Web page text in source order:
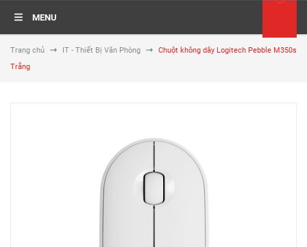
MENU
Trang chủ IT - Thiết Bị Văn Phòng
Chuột không dây Logitech Pebble M350s
Trắng